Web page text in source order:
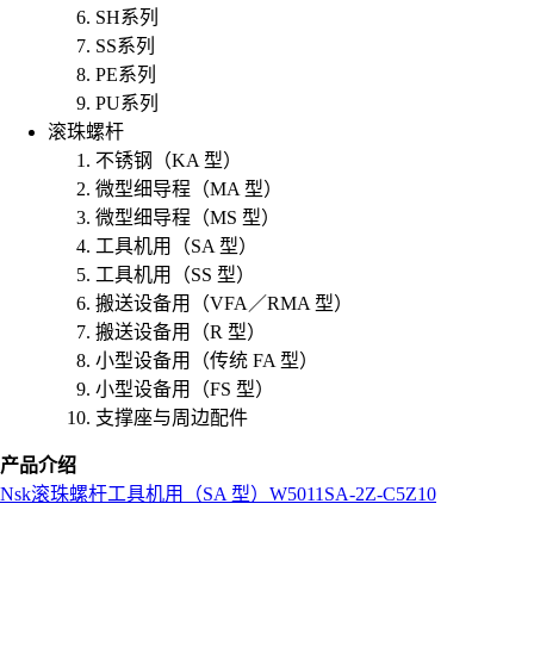
SH系列
SS系列
PE系列
PU系列
滚珠螺杆
不锈钢（KA 型）
微型细导程（MA 型）
微型细导程（MS 型）
工具机用（SA 型）
工具机用（SS 型）
搬送设备用（VFA／RMA 型）
搬送设备用（R 型）
小型设备用（传统 FA 型）
小型设备用（FS 型）
支撑座与周边配件
产品介绍
Nsk滚珠螺杆工具机用（SA 型） W5011SA-2Z-C5Z10